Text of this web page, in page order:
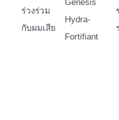
ร่วงร่วม
กับผมเสีย
Genesis
Hydra-
Fortifiant